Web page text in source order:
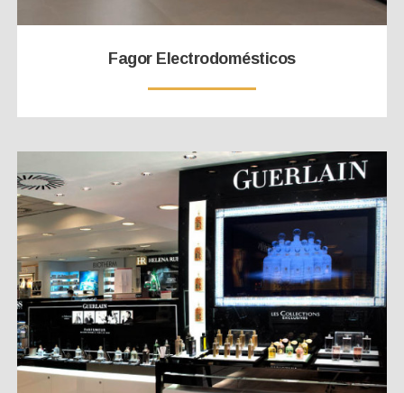
Fagor Electrodomésticos